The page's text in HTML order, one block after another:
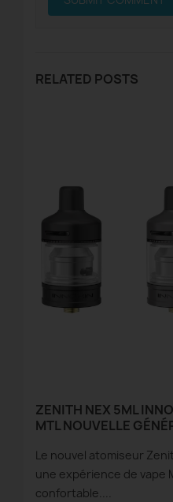
RELATED POSTS
ZENITH NEX 5ML
MTL NOUVELLE
Le nouvel atomiseur
une expérience de vape
confortable....